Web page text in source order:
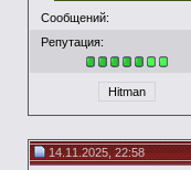
Сообщений:
Репутация:
Hitman
14.11.2025, 22:58